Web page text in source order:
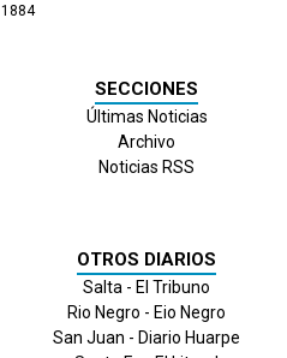
1884
SECCIONES
Últimas Noticias
Archivo
Noticias RSS
OTROS DIARIOS
Salta - El Tribuno
Rio Negro - Eio Negro
San Juan - Diario Huarpe